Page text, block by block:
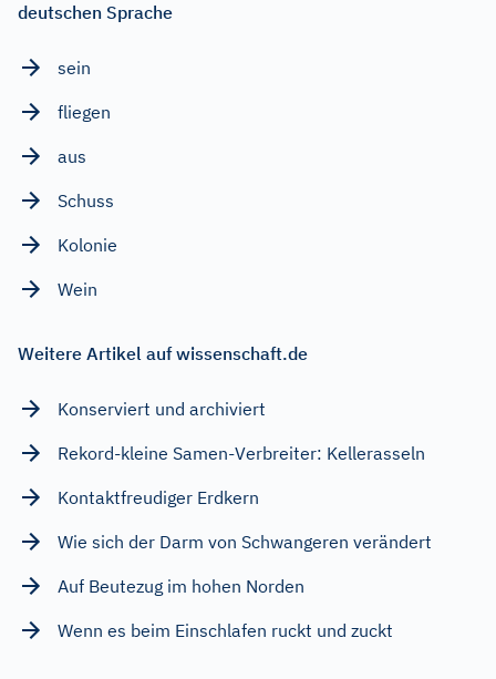
deutschen Sprache
sein
fliegen
aus
Schuss
Kolonie
Wein
Weitere Artikel auf wissenschaft.de
Konserviert und archiviert
Rekord-kleine Samen-Verbreiter: Kellerasseln
Kontaktfreudiger Erdkern
Wie sich der Darm von Schwangeren verändert
Auf Beutezug im hohen Norden
Wenn es beim Einschlafen ruckt und zuckt